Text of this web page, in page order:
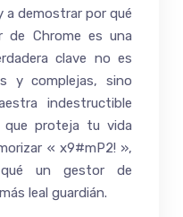
a demostrar por qué
de Chrome es una
clave no es
y complejas, sino
indestructible
que proteja tu vida
« x9#mP2! »,
un gestor de
leal guardián.